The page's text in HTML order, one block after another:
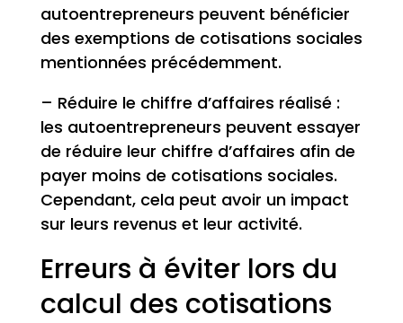
autoentrepreneurs peuvent bénéficier
des exemptions de cotisations sociales
mentionnées précédemment.
– Réduire le chiffre d’affaires réalisé :
les autoentrepreneurs peuvent essayer
de réduire leur chiffre d’affaires afin de
payer moins de cotisations sociales.
Cependant, cela peut avoir un impact
sur leurs revenus et leur activité.
Erreurs à éviter lors du
calcul des cotisations